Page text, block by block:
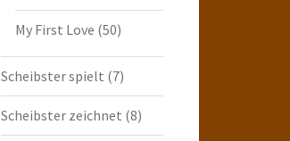
My First Love (50)
Scheibster spielt (7)
Scheibster zeichnet (8)